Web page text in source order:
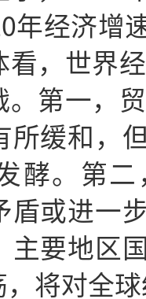
年经济增
看，世界
。第一，
所缓和，
酵。第
盾或进一
主要地区
将对全